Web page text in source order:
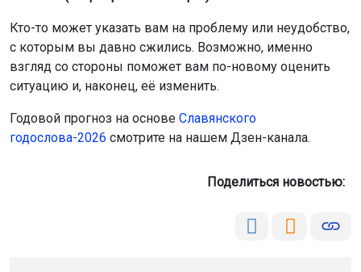
Кто-то может указать вам на проблему или неудобство,
с которым вы давно сжились. Возможно, именно
взгляд со стороны поможет вам по-новому оценить
ситуацию и, наконец, её изменить.
Годовой прогноз на основе Славянского
годослова-2026 смотрите на нашем Дзен-канала.
Поделиться новостью: